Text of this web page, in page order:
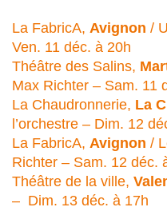
La FabricA, Avignon /
Ven. 11 déc. à 20h
Théâtre des Salins,
Max Richter – Sam. 11
La Chaudronnerie, La
l’orchestre – Dim. 12
La FabricA, Avignon /
Richter – Sam. 12 déc.
Théâtre de la ville,
– Dim. 13 déc. à 17h